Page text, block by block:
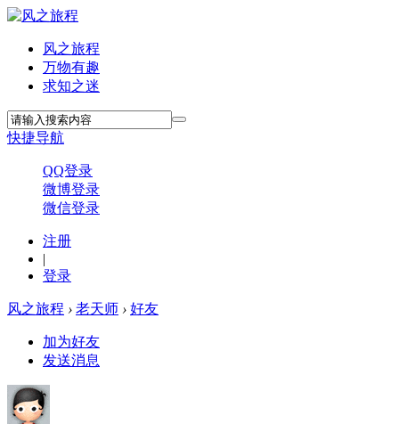
风之旅程
万物有趣
求知之迷
快捷导航
QQ登录
微博登录
微信登录
注册
|
登录
风之旅程 › 老天师 › 好友
加为好友
发送消息